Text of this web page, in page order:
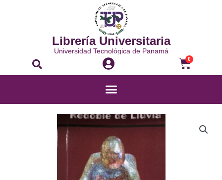
Librería Universitaria
Universidad Tecnológica de Panamá
0